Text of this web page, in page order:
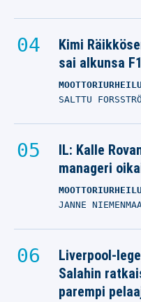
Kimi
sai alkunsa
SALTTU
IL: Kalle
manageri
JANNE
Liverpool-
Salahin
parempi